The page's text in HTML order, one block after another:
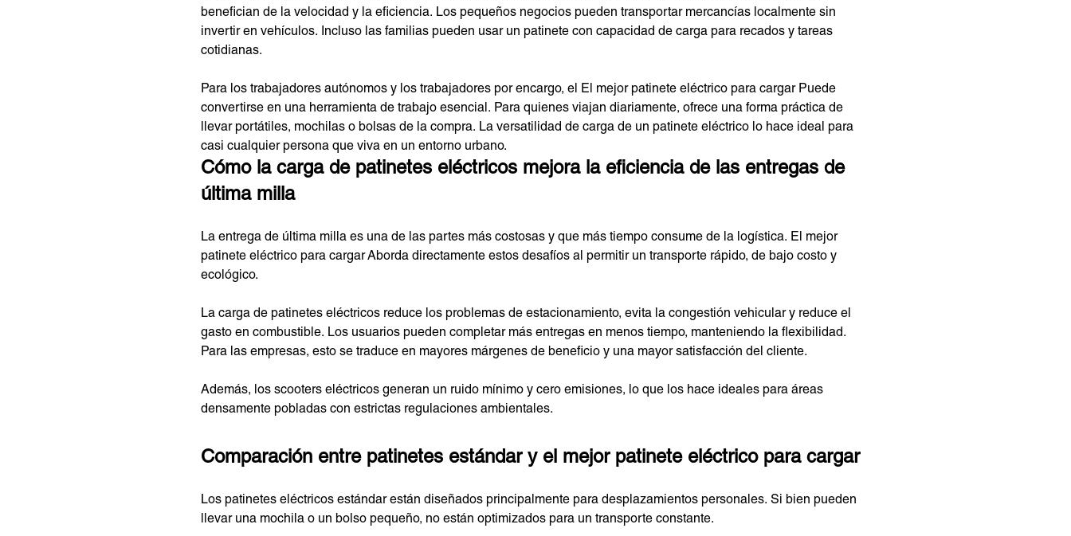
benefician de la velocidad y la eficiencia. Los pequeños negocios pueden transportar mercancías localmente sin
invertir en vehículos. Incluso las familias pueden usar un patinete con capacidad de carga para recados y tareas
cotidianas.
Para los trabajadores autónomos y los trabajadores por encargo, el El mejor patinete eléctrico para cargar Puede
convertirse en una herramienta de trabajo esencial. Para quienes viajan diariamente, ofrece una forma práctica de
llevar portátiles, mochilas o bolsas de la compra. La versatilidad de carga de un patinete eléctrico lo hace ideal para
casi cualquier persona que viva en un entorno urbano.
Cómo la carga de patinetes eléctricos mejora la eficiencia de las entregas de
última milla
La entrega de última milla es una de las partes más costosas y que más tiempo consume de la logística. El mejor
patinete eléctrico para cargar Aborda directamente estos desafíos al permitir un transporte rápido, de bajo costo y
ecológico.
La carga de patinetes eléctricos reduce los problemas de estacionamiento, evita la congestión vehicular y reduce el
gasto en combustible. Los usuarios pueden completar más entregas en menos tiempo, manteniendo la flexibilidad.
Para las empresas, esto se traduce en mayores márgenes de beneficio y una mayor satisfacción del cliente.
Además, los scooters eléctricos generan un ruido mínimo y cero emisiones, lo que los hace ideales para áreas
densamente pobladas con estrictas regulaciones ambientales.
Comparación entre patinetes estándar y el mejor patinete eléctrico para cargar
Los patinetes eléctricos estándar están diseñados principalmente para desplazamientos personales. Si bien pueden
llevar una mochila o un bolso pequeño, no están optimizados para un transporte constante.